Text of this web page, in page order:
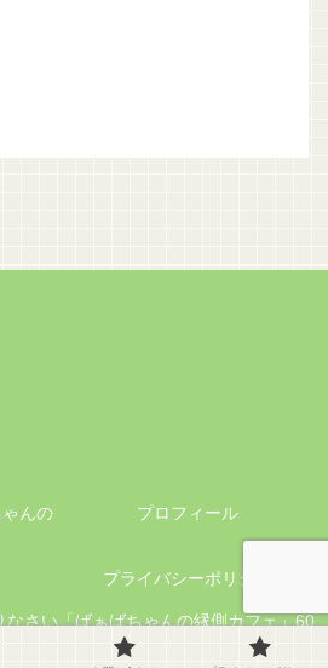
んの
プロフィール
プライバシーポリシー
さい「ばぁばちゃんの縁側カフェ」60
な手仕事 All Rights Reserved.